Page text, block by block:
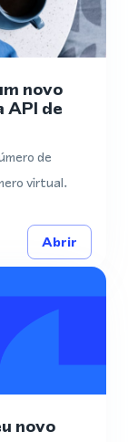
novo
API de
de
virtual.
Abrir
novo